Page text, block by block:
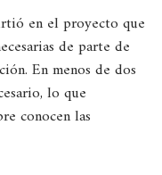
en el proyecto que
de parte de
En menos de dos
lo que
conocen las